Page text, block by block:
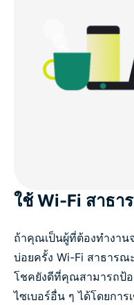
ใช้ Wi-Fi สาธา
ถ้าคุณเป็นผู้ที่ต้องทำงาน
บ่อยครั้ง Wi-Fi สาธารณ
โชคยังดีที่คุณสามารถป้
ไซเบอร์อื่น ๆ ได้โดยการ